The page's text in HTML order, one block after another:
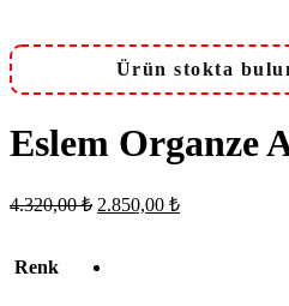
Ürün stokta
Eslem Organze
4.320,00₺ Orijinal
2.850,00 ₺Şu
Renk